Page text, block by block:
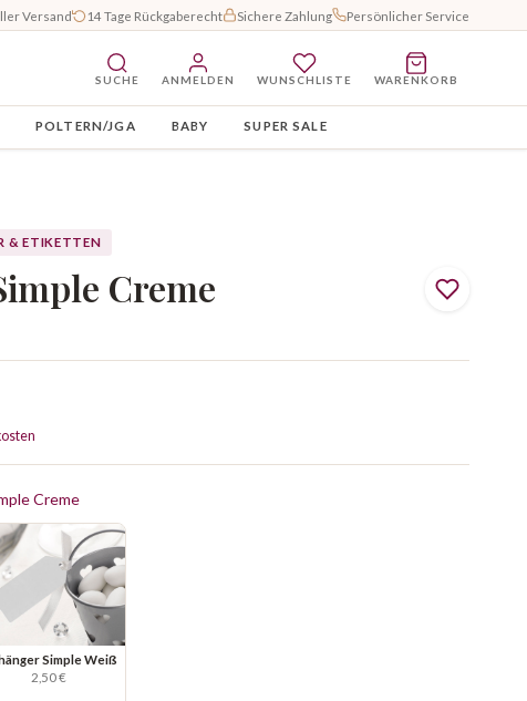
Versand 14 Tage Rückgaberecht Sichere Zahlung Persönlicher Service
SUCHE ANMELDEN WUNSCHLISTE WARENKORB
POLTERN/JGA BABY SUPER SALE
& ETIKETTEN
Creme
Creme
Simple Weiß
2,50 €